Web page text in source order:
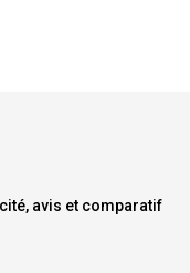
avis et comparatif